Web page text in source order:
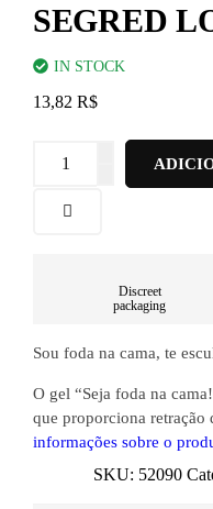
SEGRED
IN STOCK
13,82 R$
Discreet
packaging
Sou foda na cama, te
O gel “Seja foda na
que proporciona retração
informações sobre o
SKU: 52090